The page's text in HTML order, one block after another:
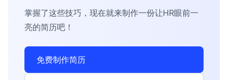
掌握了这些技巧，现在就来制作一份让HR眼前一
亮的简历吧！
免费制作简历